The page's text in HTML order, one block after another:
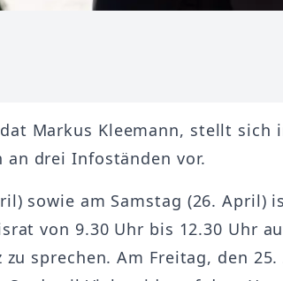
Markus Kleemann, stellt sich
an drei Infoständen vor.
sowie am Samstag (26. April)
von 9.30 Uhr bis 12.30 Uhr
sprechen. Am Freitag, den